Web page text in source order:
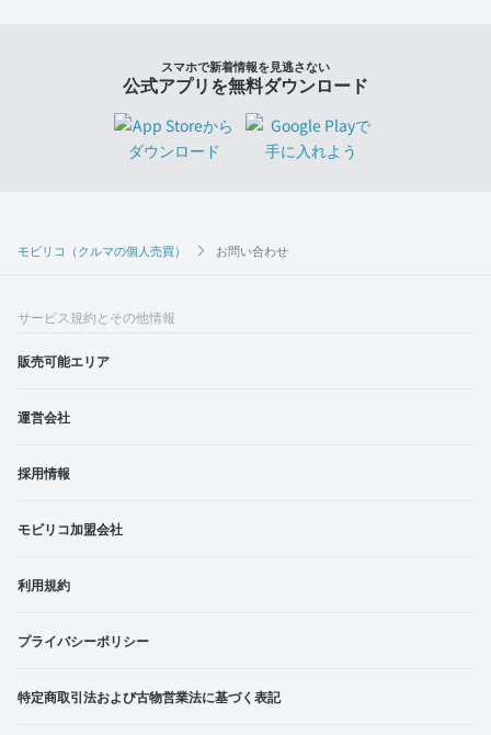
モビリコ（クルマの個人売買） お問い合わせ
スマホで新着情報を見逃さない
公式アプリを無料ダウンロード
サービス規約とその他情報
販売可能エリア
運営会社
採用情報
モビリコ加盟会社
利用規約
プライバシーポリシー
特定商取引法および古物営業法に基づく表記